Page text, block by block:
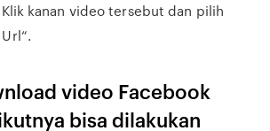
kanan video tersebut dan pilih
video Facebook
bisa dilakukan